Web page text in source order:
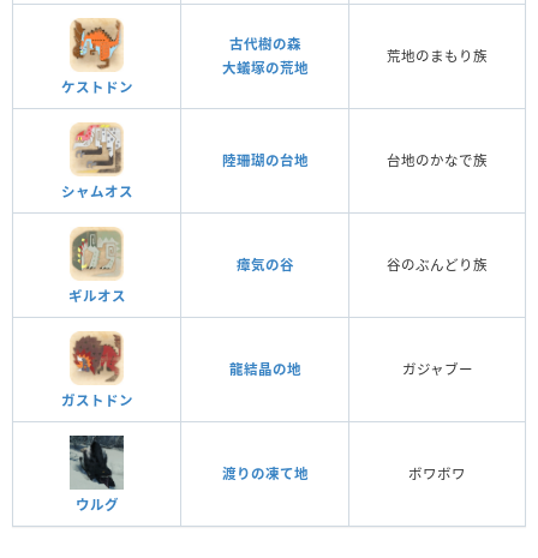
ケストドン
古代樹の森
大蟻塚の荒地
荒地のまもり族
シャムオス
陸珊瑚の台地 台地のかなで族
ギルオス
瘴気の谷 谷のぶんどり族
ガストドン
龍結晶の地 ガジャブー
ウルグ
渡りの凍て地 ボワボワ